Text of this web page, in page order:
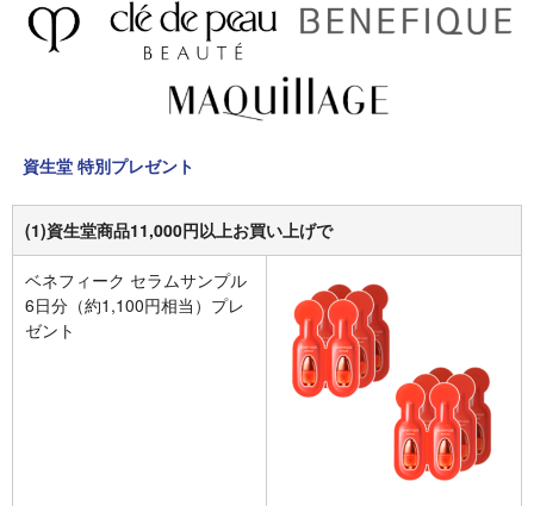
資生堂 特別プレゼント
(1)資生堂商品11,000円以上お買い上げで
ベネフィーク セラムサンプル
6日分（約1,100円相当）プレ
ゼント